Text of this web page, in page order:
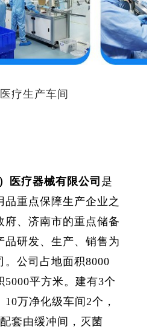
疗生产车间
医疗器械有限公司 是
品重点保障生产企业之
府、济南市的重点储备
品研发、生产、销售为
。公司占地面积8000
5000平方米。建有3个
10万净化级车间 2个，
套由缓冲间，灭菌